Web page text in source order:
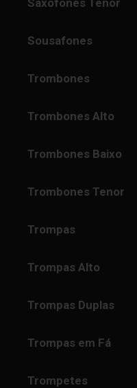
Saxofones Tenor
Sousafones
Trombones
Trombones Alto
Trombones Baixo
Trombones Tenor
Trompas
Trompas Alto
Trompas Duplas
Trompas em Fá
Trompetes